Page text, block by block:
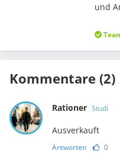
und
Kommentare (2)
Rationer Studi
Ausverkauft
Antworten 0